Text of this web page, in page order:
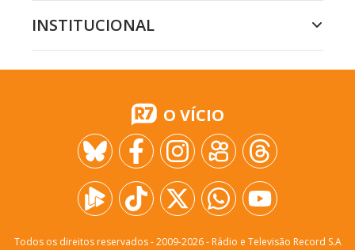
INSTITUCIONAL
O VÍCIO
Todos os direitos reservados - 2009-2026- Rádio e Televisão Record S.A